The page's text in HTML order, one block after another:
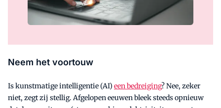
Neem het voortouw
Is kunstmatige intelligentie (AI) een bedreiging? Nee, zeker
niet, zegt zij stellig. Afgelopen eeuwen bleek steeds opnieuw